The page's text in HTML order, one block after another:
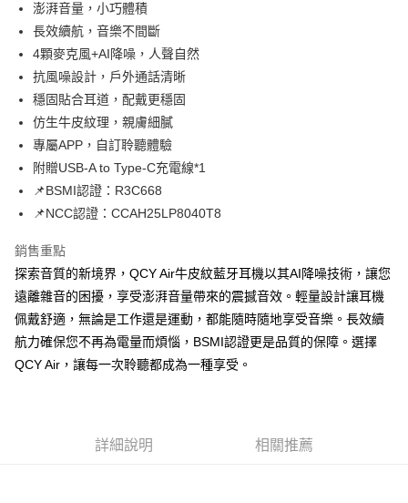
ATM付款
運送方式
全家取貨付款
每筆NT$65，滿NT$690(含以上)免運費
付款後全家取貨
每筆NT$65，滿NT$690(含以上)免運費
7-11取貨付款
每筆NT$65，滿NT$690(含以上)免運費
付款後7-11取貨
每筆NT$65，滿NT$690(含以上)免運費
宅配
每筆NT$100，滿NT$990(含以上)免運費
澎湃音量，小巧體積
長效續航，音樂不間斷
4顆麥克風+AI降噪，人聲自然
抗風噪設計，戶外通話清晰
穩固貼合耳道，配戴更穩固
仿生牛皮紋理，親膚細膩
專屬APP，自訂聆聽體驗
附贈USB-A to Type-C充電線*1
📌BSMI認證：R3C668
📌NCC認證：CCAH25LP8040T8
銷售重點
探索音質的新境界，QCY Air牛皮紋藍牙耳機以其AI降噪技術，讓您
遠離雜音的困擾，享受澎湃音量帶來的震撼音效。輕量設計讓耳機
佩戴舒適，無論是工作還是運動，都能隨時隨地享受音樂。長效續
航力確保您不再為電量而煩惱，BSMI認證更是品質的保障。選擇
QCY Air，讓每一次聆聽都成為一種享受。
詳細說明 相關推薦